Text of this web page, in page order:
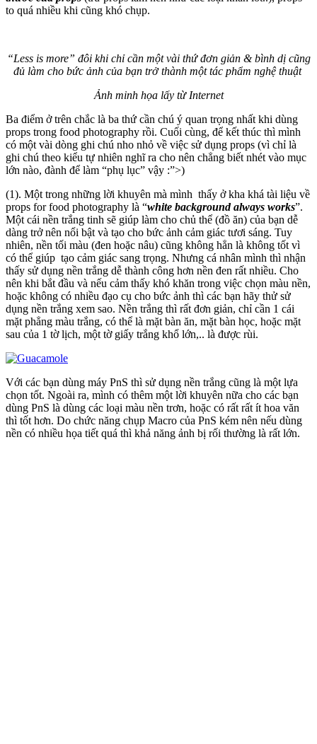
to quá nhiều khi cũng khó chụp.
“Less is more” đôi khi chỉ cần một vài thứ đơn giản & bình dị cũng
đủ làm cho bức ảnh của bạn trở thành một tác phẩm nghệ thuật
Ảnh minh họa lấy từ Internet
Ba điểm ở trên chắc là ba thứ cần chú ý quan trọng nhất khi dùng
props trong food photography rồi. Cuối cùng, để kết thúc thì mình
có một vài dòng ghi chú nho nhỏ về việc sử dụng props (vì chỉ là
ghi chú theo kiểu tự nhiên nghĩ ra cho nên chẳng biết nhét vào mục
lớn nào, đành để làm “phụ lục” vậy :”>)
(1). Một trong những lời khuyên mà mình thấy ở kha khá tài liệu về
props for food photography là “white background always works”.
Một cái nền trắng tinh sẽ giúp làm cho chủ thể (đồ ăn) của bạn dễ
dàng trở nên nổi bật và tạo cho bức ảnh cảm giác tươi sáng. Tuy
nhiên, nền tối màu (đen hoặc nâu) cũng không hẳn là không tốt vì
có thể giúp tạo cảm giác sang trọng. Nhưng cá nhân mình thì nhận
thấy sử dụng nền trắng dễ thành công hơn nền đen rất nhiều. Cho
nên khi bắt đầu và nếu cảm thấy khó khăn trong việc chọn màu nền,
hoặc không có nhiều đạo cụ cho bức ảnh thì các bạn hãy thử sử
dụng nền trắng xem sao. Nền trắng thì rất đơn giản, chỉ cần 1 cái
mặt phẳng màu trắng, có thể là mặt bàn ăn, mặt bàn học, hoặc mặt
sau của 1 tờ lịch, một tờ giấy trắng khổ lớn,.. là được rùi.
Với các bạn dùng máy PnS thì sử dụng nền trắng cũng là một lựa
chọn tốt. Ngoài ra, mình có thêm một lời khuyên nữa cho các bạn
dùng PnS là dùng các loại màu nền trơn, hoặc có rất rất ít hoa văn
thì tốt hơn. Do chức năng chụp Macro của PnS kém nên nếu dùng
nền có nhiều họa tiết quá thì khả năng ảnh bị rối thường là rất lớn.